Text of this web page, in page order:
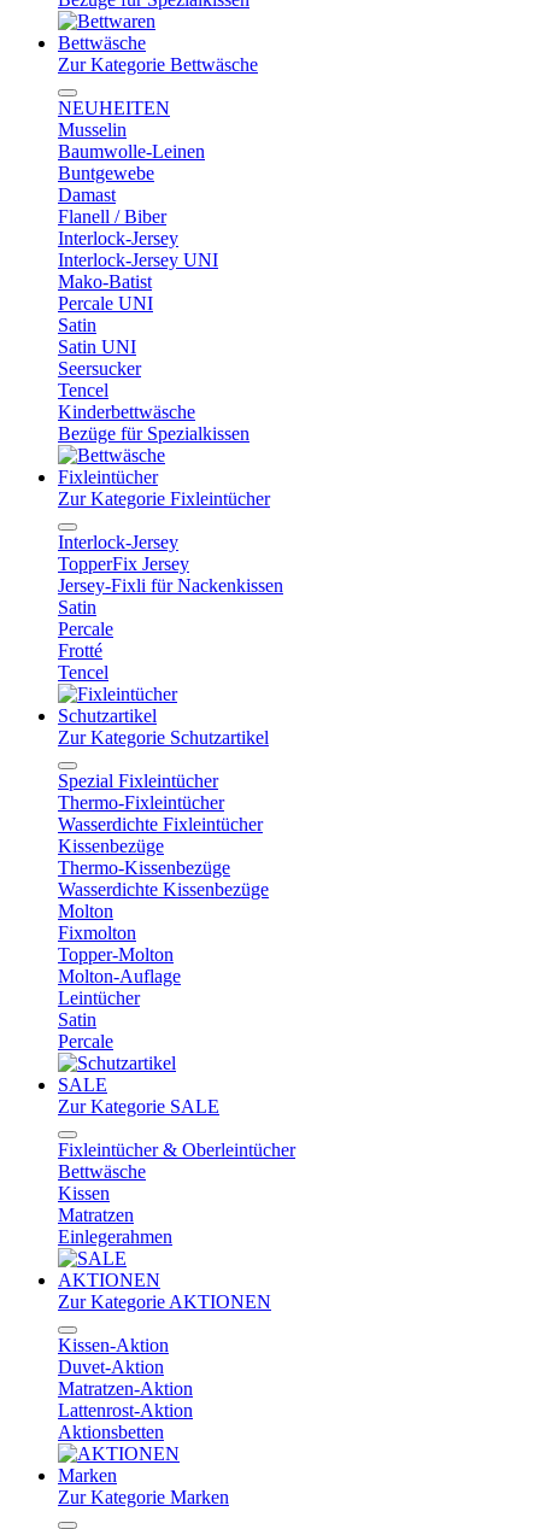
Bettwäsche
Zur Kategorie Bettwäsche
NEUHEITEN
Musselin
Baumwolle-Leinen
Buntgewebe
Damast
Flanell / Biber
Interlock-Jersey
Interlock-Jersey UNI
Mako-Batist
Percale UNI
Satin
Satin UNI
Seersucker
Tencel
Kinderbettwäsche
Bezüge für Spezialkissen
Fixleintücher
Zur Kategorie Fixleintücher
Interlock-Jersey
TopperFix Jersey
Jersey-Fixli für Nackenkissen
Satin
Percale
Frotté
Tencel
Schutzartikel
Zur Kategorie Schutzartikel
Spezial Fixleintücher
Thermo-Fixleintücher
Wasserdichte Fixleintücher
Kissenbezüge
Thermo-Kissenbezüge
Wasserdichte Kissenbezüge
Molton
Fixmolton
Topper-Molton
Molton-Auflage
Leintücher
Satin
Percale
SALE
Zur Kategorie SALE
Fixleintücher & Oberleintücher
Bettwäsche
Kissen
Matratzen
Einlegerahmen
AKTIONEN
Zur Kategorie AKTIONEN
Kissen-Aktion
Duvet-Aktion
Matratzen-Aktion
Lattenrost-Aktion
Aktionsbetten
Marken
Zur Kategorie Marken